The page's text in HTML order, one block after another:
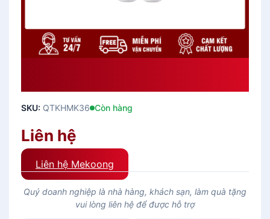
SKU: QTKHMK36 Còn hàng
Liên hệ
Liên hệ Mekoong
Quý doanh nghiệp là nhà hàng, khách sạn, làm quà tặng
vui lòng liên hệ để được hỗ trợ